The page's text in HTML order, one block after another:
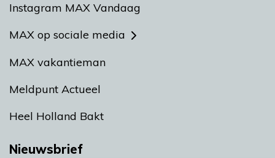
Instagram MAX Vandaag
MAX op sociale media
MAX vakantieman
Meldpunt Actueel
Heel Holland Bakt
Nieuwsbrief